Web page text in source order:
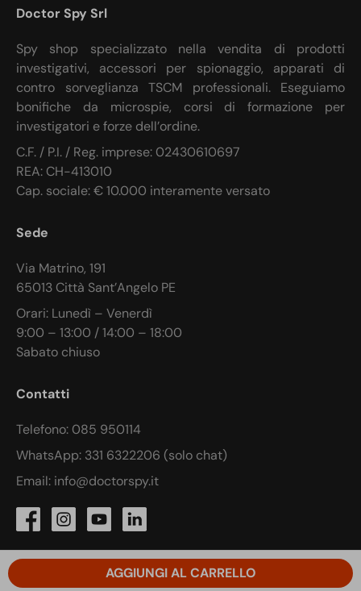
Doctor Spy Srl
Spy shop specializzato nella vendita di prodotti
investigativi, accessori per spionaggio, apparati di
contro sorveglianza TSCM professionali. Eseguiamo
bonifiche da microspie, corsi di formazione per
investigatori e forze dell’ordine.
C.F. / P.I. / Reg. imprese: 02430610697
REA: CH-413010
Cap. sociale: € 10.000 interamente versato
Sede
Via Matrino, 191
65013 Città Sant’Angelo PE
Orari: Lunedì – Venerdì
9:00 – 13:00 / 14:00 – 18:00
Sabato chiuso
Contatti
Telefono: 085 950114
WhatsApp: 331 6322206 (solo chat)
Email: info@doctorspy.it
AGGIUNGI AL CARRELLO